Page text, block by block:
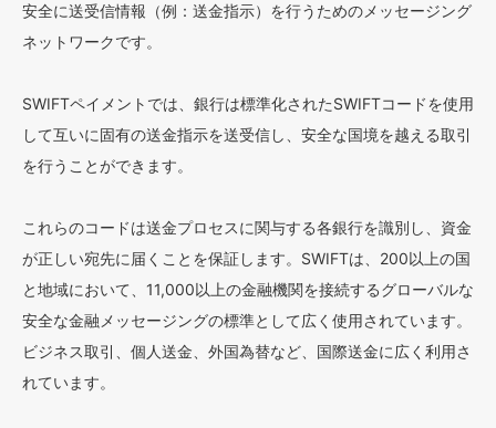
安全に送受信情報（例：送金指示）を行うためのメッセージング
ネットワークです。
SWIFTペイメントでは、銀行は標準化されたSWIFTコードを使用
して互いに固有の送金指示を送受信し、安全な国境を越える取引
を行うことができます。
これらのコードは送金プロセスに関与する各銀行を識別し、資金
が正しい宛先に届くことを保証します。SWIFTは、200以上の国
と地域において、11,000以上の金融機関を接続するグローバルな
安全な金融メッセージングの標準として広く使用されています。
ビジネス取引、個人送金、外国為替など、国際送金に広く利用さ
れています。